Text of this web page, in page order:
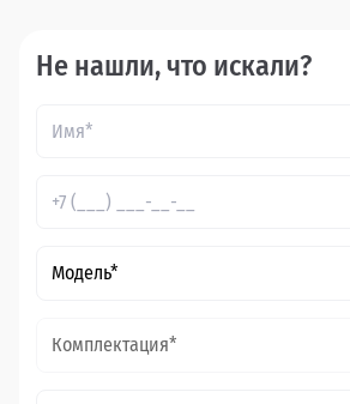
Не нашли, что искали?
Модель*
Комплектация*